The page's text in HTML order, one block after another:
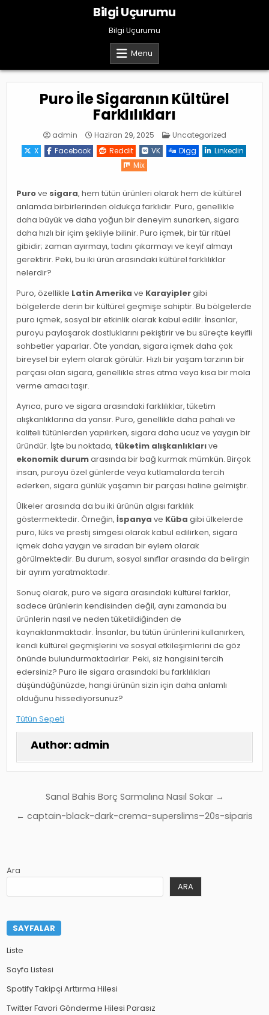
Bilgi Uçurumu
Bilgi Uçurumu
Menu
Puro İle Sigaranın Kültürel
Farklılıkları
admin Haziran 29, 2025 Posted
Uncategorized
X
Facebook Reddit VK Digg
Linkedin
Mix
Purove sigara, hem tütün ürünleri olarak hem de kültürel
anlamda birbirlerinden oldukça farklıdır. Puro, genellikle
daha büyük ve daha yoğun bir deneyim sunarken, sigara
daha hızlı bir içim şekliyle bilinir. Puro içmek, bir tür ritüel
gibidir; zaman ayırmayı, tadını çıkarmayı ve keyif almayı
gerektirir. Peki, bu iki ürün arasındaki kültürel farklılıklar
nelerdir?
Puro, özellikle Latin Amerika ve Karayiplergibi
bölgelerde derin bir kültürel geçmişe sahiptir. Bu bölgelerde
puro içmek, sosyal bir etkinlik olarak kabul edilir. İnsanlar,
puroyu paylaşarak dostluklarını pekiştirir ve bu süreçte keyifli
sohbetler yaparlar. Öte yandan, sigara içmek daha çok
bireysel bir eylem olarak görülür. Hızlı bir yaşam tarzının bir
parçası olan sigara, genellikle stres atma veya kısa bir mola
verme amacı taşır.
Ayrıca, puro ve sigara arasındaki farklılıklar, tüketim
alışkanlıklarına da yansır. Puro, genellikle daha pahalı ve
kaliteli tütünlerden yapılırken, sigara daha ucuz ve yaygın bir
üründür. İşte bu noktada, tüketim alışkanlıklarıve
ekonomik durumarasında bir bağ kurmak mümkün. Birçok
insan, puroyu özel günlerde veya kutlamalarda tercih
ederken, sigara günlük yaşamın bir parçası haline gelmiştir.
Ülkeler arasında da bu iki ürünün algısı farklılık
göstermektedir. Örneğin,İspanya ve Küba gibi ülkelerde
puro, lüks ve prestij simgesi olarak kabul edilirken, sigara
içmek daha yaygın ve sıradan bir eylem olarak
görülmektedir. Bu durum, sosyal sınıflar arasında da belirgin
bir ayrım yaratmaktadır.
Sonuç olarak, puro ve sigara arasındaki kültürel farklar,
sadece ürünlerin kendisinden değil, aynı zamanda bu
ürünlerin nasıl ve neden tüketildiğinden de
kaynaklanmaktadır. İnsanlar, bu tütün ürünlerini kullanırken,
kendi kültürel geçmişlerini ve sosyal etkileşimlerini de göz
önünde bulundurmaktadırlar. Peki, siz hangisini tercih
edersiniz? Puro ile sigara arasındaki bu farklılıkları
düşündüğünüzde, hangi ürünün sizin için daha anlamlı
olduğunu hissediyorsunuz?
Tütün Sepeti
Author: admin
gezinmesi
Sanal Bahis Borç Sarmalına Nasıl Sokar →
← captain-black-dark-crema-superslims–20s-siparis
Ara
ARA
SAYFALAR
Liste
Sayfa Listesi
Spotify Takipçi Arttırma Hilesi
Twitter Favori Gönderme Hilesi Parasız